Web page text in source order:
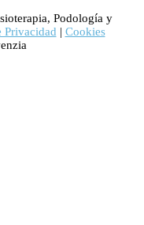
Podología y
Privacidad | Cookies